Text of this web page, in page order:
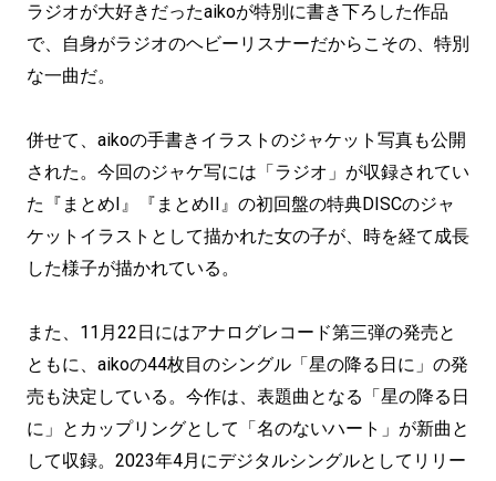
ラジオが大好きだったaikoが特別に書き下ろした作品
で、自身がラジオのヘビーリスナーだからこその、特別
な一曲だ。
併せて、aikoの手書きイラストのジャケット写真も公開
された。今回のジャケ写には「ラジオ」が収録されてい
た『まとめI』『まとめII』の初回盤の特典DISCのジャ
ケットイラストとして描かれた女の子が、時を経て成長
した様子が描かれている。
また、11月22日にはアナログレコード第三弾の発売と
ともに、aikoの44枚目のシングル「星の降る日に」の発
売も決定している。今作は、表題曲となる「星の降る日
に」とカップリングとして「名のないハート」が新曲と
して収録。2023年4月にデジタルシングルとしてリリー